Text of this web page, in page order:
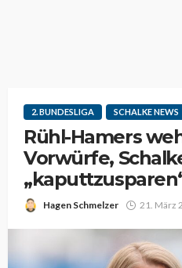
2. BUNDESLIGA SCHALKE NEWS
Rühl-Hamers
Vorwürfe,
Hagen Schmelzer 21. März